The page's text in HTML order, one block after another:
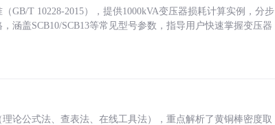
GB/T 10228-2015），提供1000kVA变压器损耗计算实例，分步
涵盖SCB10/SCB13等常见型号参数，指导用户快速掌握变压器
论公式法、查表法、在线工具法），重点解析了黄铜棒密度取